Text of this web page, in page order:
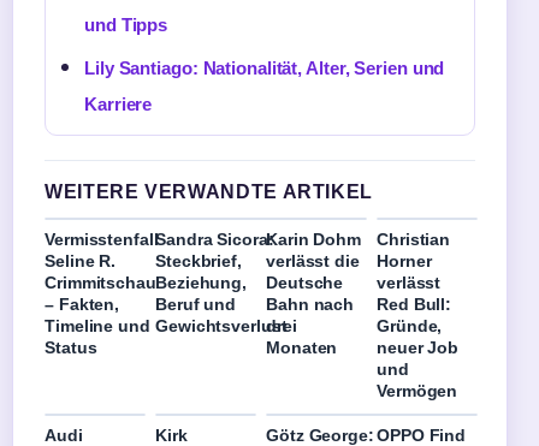
und Tipps
Lily Santiago: Nationalität, Alter, Serien und
Karriere
WEITERE VERWANDTE ARTIKEL
Vermisstenfall
Seline R.
Crimmitschau
– Fakten,
Timeline und
Status
Sandra Sicora:
Steckbrief,
Beziehung,
Beruf und
Gewichtsverlust
Karin Dohm
verlässt die
Deutsche
Bahn nach
drei
Monaten
Christian
Horner
verlässt
Red Bull:
Gründe,
neuer Job
und
Vermögen
Audi
Kirk
Götz George:OPPO Find